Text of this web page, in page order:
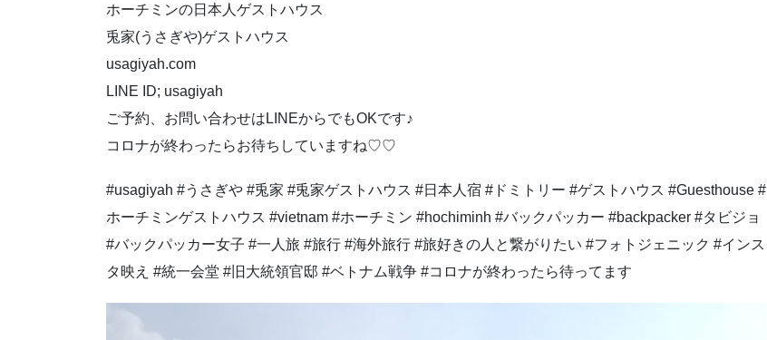
ホーチミンの日本人ゲストハウス
兎家(うさぎや)ゲストハウス
usagiyah.com
LINE ID; usagiyah
ご予約、お問い合わせはLINEからでもOKです♪
コロナが終わったらお待ちしていますね♡♡
#usagiyah #うさぎや #兎家 #兎家ゲストハウス #日本人宿 #ドミトリー #ゲストハウス #Guesthouse #
ホーチミンゲストハウス #vietnam #ホーチミン #hochiminh #バックパッカー #backpacker #タビジョ
#バックパッカー女子 #一人旅 #旅行 #海外旅行 #旅好きの人と繋がりたい #フォトジェニック #インス
タ映え #統一会堂 #旧大統領官邸 #ベトナム戦争 #コロナが終わったら待ってます